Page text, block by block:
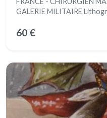
GALERIE MILITAIRE
60 €